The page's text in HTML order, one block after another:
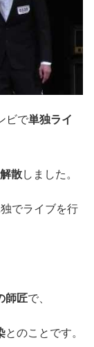
ビで単独ライ
散しました。
でライブを行
師匠で、
とのことです。